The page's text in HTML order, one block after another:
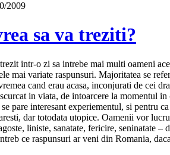
2009
sa va treziti?
intr-o zi sa intrebe mai multi oameni
mai variate raspunsuri. Majoritatea se
cand erau acasa, inconjurati de cei
in viata, de intoarcere la momentul
pare interesant experiementul, si pentru
dar totodata utopice. Oamenii vor
liniste, sanatate, fericire, seninatate –
ce raspunsuri ar veni din Romania,